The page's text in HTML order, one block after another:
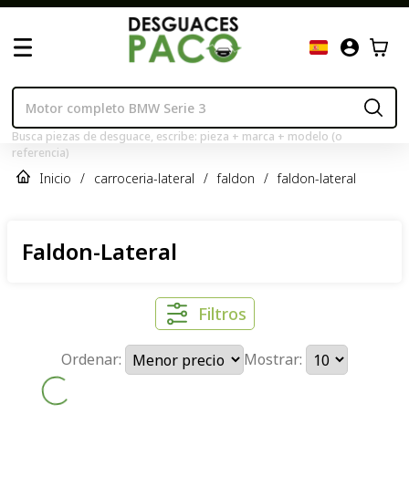
Busca piezas de desguace, escribe: pieza + marca + modelo (o
referencia)
Inicio / carroceria-lateral / faldon / faldon-lateral
Faldon-Lateral
Filtros
Ordenar: Mostrar: